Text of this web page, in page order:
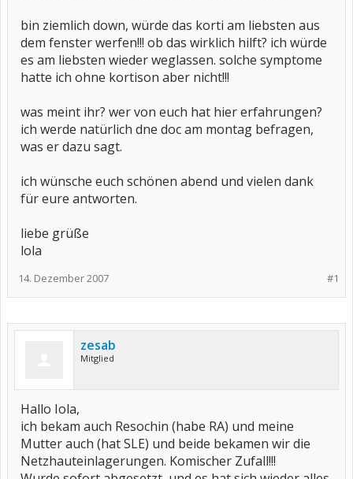
bin ziemlich down, würde das korti am liebsten aus
dem fenster werfen!!! ob das wirklich hilft? ich würde
es am liebsten wieder weglassen. solche symptome
hatte ich ohne kortison aber nicht!!!
was meint ihr? wer von euch hat hier erfahrungen?
ich werde natürlich dne doc am montag befragen,
was er dazu sagt.
ich wünsche euch schönen abend und vielen dank
für eure antworten.
liebe grüße
lola
#1
14. Dezember 2007
zesab
Mitglied
Hallo Iola,
ich bekam auch Resochin (habe RA) und meine
Mutter auch (hat SLE) und beide bekamen wir die
Netzhauteinlagerungen. Komischer Zufall!!!